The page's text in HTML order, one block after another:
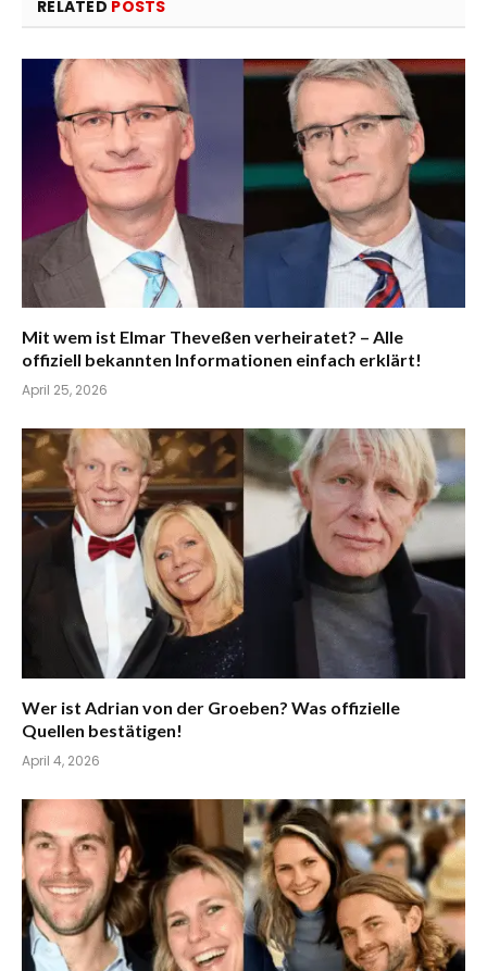
RELATED POSTS
Mit wem ist Elmar Theveßen verheiratet? – Alle
offiziell bekannten Informationen einfach erklärt!
April 25, 2026
Wer ist Adrian von der Groeben? Was offizielle
Quellen bestätigen!
April 4, 2026